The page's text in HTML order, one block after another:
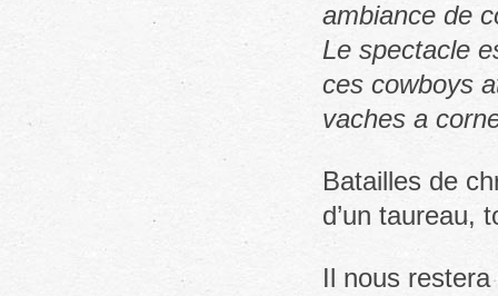
ambiance de
Le spectacle
ces cowboys
vaches a
Batailles de
d’un taureau,
Il nous restera